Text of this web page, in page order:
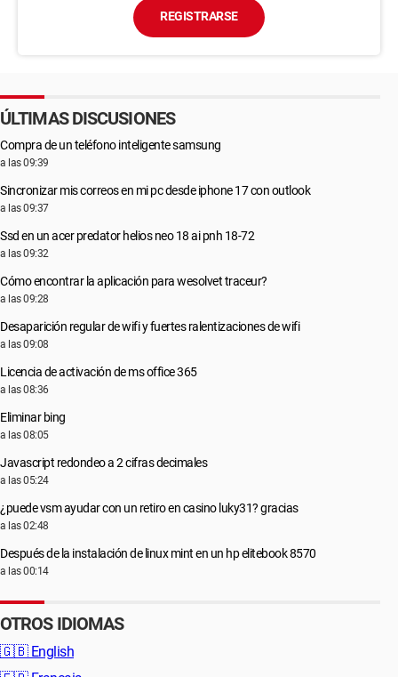
REGISTRARSE
ÚLTIMAS DISCUSIONES
Compra de un teléfono inteligente samsung
a las 09:39
Sincronizar mis correos en mi pc desde iphone 17 con outlook
a las 09:37
Ssd en un acer predator helios neo 18 ai pnh 18-72
a las 09:32
Cómo encontrar la aplicación para wesolvet traceur?
a las 09:28
Desaparición regular de wifi y fuertes ralentizaciones de wifi
a las 09:08
Licencia de activación de ms office 365
a las 08:36
Eliminar bing
a las 08:05
Javascript redondeo a 2 cifras decimales
a las 05:24
¿puede vsm ayudar con un retiro en casino luky31? gracias
a las 02:48
Después de la instalación de linux mint en un hp elitebook 8570
a las 00:14
OTROS IDIOMAS
🇬🇧 English